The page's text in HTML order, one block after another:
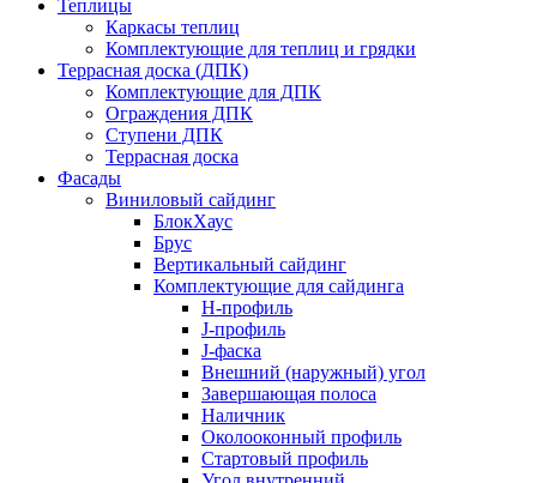
Теплицы
Каркасы теплиц
Комплектующие для теплиц и грядки
Террасная доска (ДПК)
Комплектующие для ДПК
Ограждения ДПК
Ступени ДПК
Террасная доска
Фасады
Виниловый сайдинг
БлокХаус
Брус
Вертикальный сайдинг
Комплектующие для сайдинга
H-профиль
J-профиль
J-фаска
Внешний (наружный) угол
Завершающая полоса
Наличник
Околооконный профиль
Стартовый профиль